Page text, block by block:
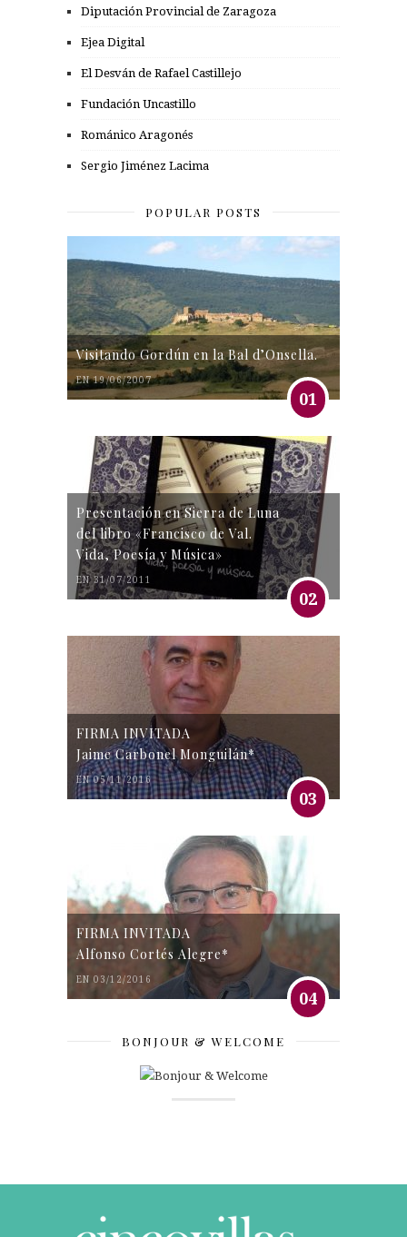
Diputación Provincial de Zaragoza
Ejea Digital
El Desván de Rafael Castillejo
Fundación Uncastillo
Románico Aragonés
Sergio Jiménez Lacima
POPULAR POSTS
Visitando Gordún en la Bal d’Onsella.
EN 19/06/2007
01
Presentación en Sierra de Luna
del libro «Francisco de Val.
Vida, Poesía y Música»
EN 31/07/2011
02
FIRMA INVITADA
Jaime Carbonel Monguilán*
EN 05/11/2016
03
FIRMA INVITADA
Alfonso Cortés Alegre*
EN 03/12/2016
04
BONJOUR & WELCOME